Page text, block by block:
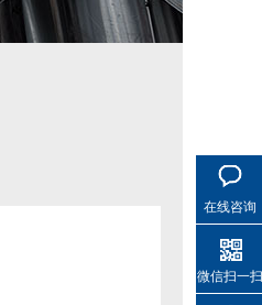
在线咨询
微信扫一扫